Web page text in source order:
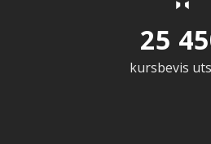
25
kursbevis